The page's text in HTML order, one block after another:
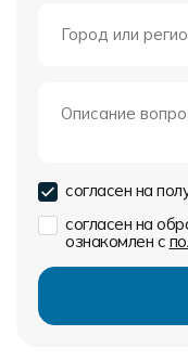
согласен на
согласен на
ознакомлен с